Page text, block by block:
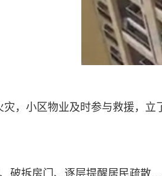
灾，小区物业及时参与救援，立
破拆房门、逐层提醒居民疏